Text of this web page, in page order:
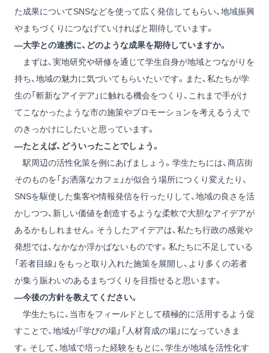
た成果についてSNSなどを使って広く発信してもらい、地域振興
やまちづくりにつなげていければと期待しています。
―大学との連携に、どのような成果を期待していますか。
まずは、実地研究や研修を通じて学生自身が地域とつながりを
持ち、地域の魅力に気づいてもらいたいです。また、私たちが学
生の「斬新なアイデア」に触れる機会をつくり、これまで手がけ
てこなかったような市の施策やプロモーションを考えるうえで
のきっかけにしたいと思っています。
―たとえば、どういったことでしょう。
駅周辺の活性化策を例にあげましょう。学生たちには、商店街
そのものを「お洒落なカフェ」が似合う場所につくり変えたり、
SNSを駆使した集客や情報発信を行ったりして、地域の良さを活
かしつつ、新しい価値を創造するような柔軟で大胆なアイデアが
あるかもしれません。そうしたアイデアは、私たち行政の感覚や
発想では、なかなか浮かばないものです。私たちに不足している
「若者目線」をもっと取り入れた施策を展開し、より多くの若者
が集う賑わいのあるまちづくりを目指せると思います。
―今後の方針を教えてください。
学生たちに、当市をフィールドとして積極的に活用するよう促
すことで、地域が「学びの場」「人材育成の場」になっていきま
す。そして、地域で培った経験をもとに、学生が地域を活性化す